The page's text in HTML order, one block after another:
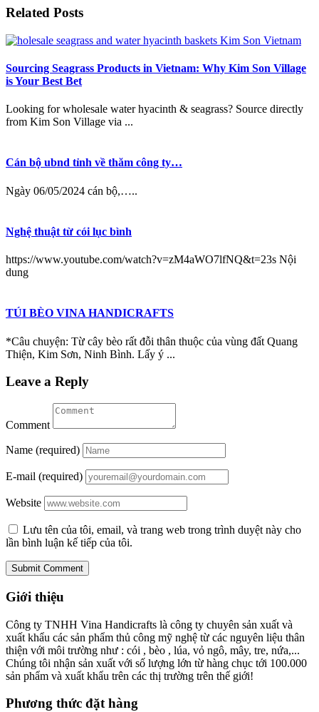
Related Posts
Sourcing Seagrass Products in Vietnam: Why Kim Son Village
is Your Best Bet
Looking for wholesale water hyacinth & seagrass? Source directly
from Kim Son Village via ...
Cán bộ ubnd tỉnh về thăm công ty…
Ngày 06/05/2024 cán bộ,…..
Nghệ thuật từ cói lục bình
https://www.youtube.com/watch?v=zM4aWO7lfNQ&t=23s Nội
dung
TÚI BÈO VINA HANDICRAFTS
*Câu chuyện: Từ cây bèo rất đỗi thân thuộc của vùng đất Quang
Thiện, Kim Sơn, Ninh Bình. Lấy ý ...
Leave a Reply
Comment
Name (required)
E-mail (required)
Website
Lưu tên của tôi, email, và trang web trong trình duyệt này cho
lần bình luận kế tiếp của tôi.
Giới thiệu
Công ty TNHH Vina Handicrafts là công ty chuyên sản xuất và
xuất khẩu các sản phẩm thủ công mỹ nghệ từ các nguyên liệu thân
thiện với môi trường như : cói , bèo , lúa, vỏ ngô, mây, tre, nứa,...
Chúng tôi nhận sản xuất với số lượng lớn từ hàng chục tới 100.000
sản phẩm và xuất khẩu trên các thị trường trên thế giới!
Phương thức đặt hàng